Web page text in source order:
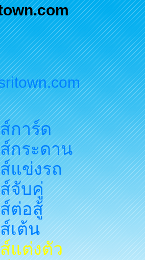
การ์ด
กระดาน
แข่งรถ
จับคู่
ต่อสู้
เต้น
แต่งตัว